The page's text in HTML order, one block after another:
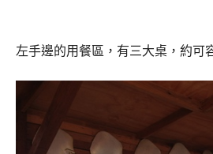
左手邊的用餐區，有三大桌，約可